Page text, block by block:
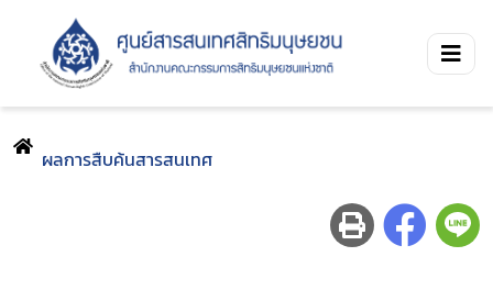
ผลการสืบค้นสารสนเทศ